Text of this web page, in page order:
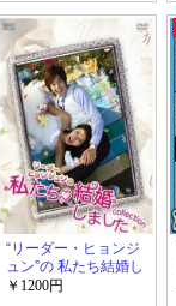
“リーダー・ヒョンジ
ュン”の 私たち結婚し
ました-コレクション-
￥1200円